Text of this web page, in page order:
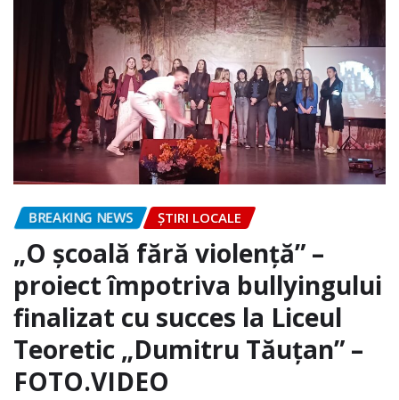
BREAKING NEWS ȘTIRI LOCALE
„O școală fără violență” –
proiect împotriva bullyingului
finalizat cu succes la Liceul
Teoretic „Dumitru Tăuțan” –
FOTO.VIDEO